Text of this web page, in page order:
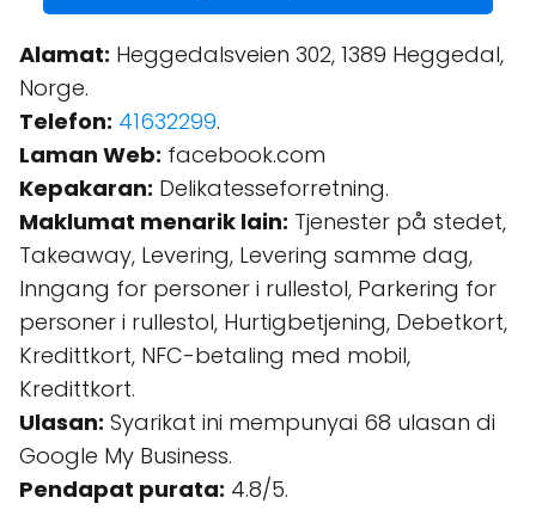
Alamat: Heggedalsveien 302, 1389 Heggedal,
Norge.
Telefon: 41632299.
Laman Web: facebook.com
Kepakaran: Delikatesseforretning.
Maklumat menarik lain: Tjenester på stedet,
Takeaway, Levering, Levering samme dag,
Inngang for personer i rullestol, Parkering for
personer i rullestol, Hurtigbetjening, Debetkort,
Kredittkort, NFC-betaling med mobil,
Kredittkort.
Ulasan: Syarikat ini mempunyai 68 ulasan di
Google My Business.
Pendapat purata: 4.8/5.